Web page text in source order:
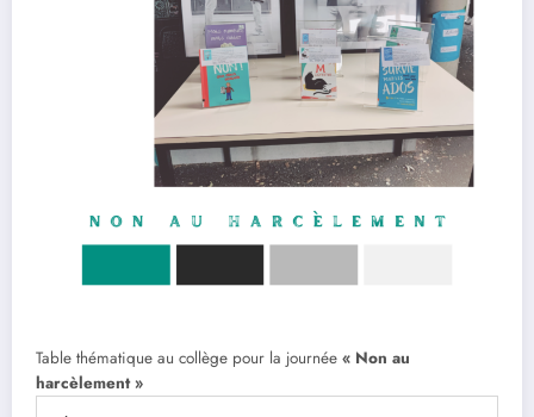
Table thématique au collège pour la journée « Non au
harcèlement »